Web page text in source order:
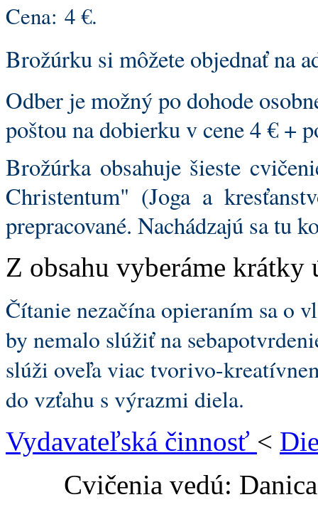
Cena: 4 €.
Brožúrku si môžete objednať na
Odber je možný po dohode
poštou na dobierku v cene 4 € +
Brožúrka obsahuje šieste
Christentum" (Joga a
prepracované. Nachádzajú sa tu
Z obsahu vyberáme krátky
Čítanie nezačína opieraním sa o
by nemalo slúžiť na
slúži oveľa viac tvorivo-
do vzťahu s výrazmi diela.
Vydavateľská činnosť <
Cvičenia vedú: